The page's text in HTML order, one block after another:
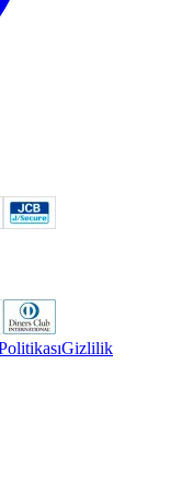
Gizlilik